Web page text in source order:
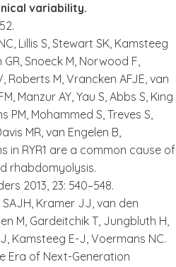
variability.
Lillis S, Stewart SK, Kamsteeg
Snoeck M, Norwood F,
Roberts M, Vrancken AFJE, van
Manzur AY, Yau S, Abbs S, King
PM, Mohammed S, Treves S,
MR, van Engelen B,
in RYR1 are a common cause of
rhabdomyolysis.
2013, 23: 540–548.
Kramer JJ, van den
M, Gardeitchik T, Jungbluth H,
Kamsteeg E-J, Voermans NC.
Era of Next-Generation